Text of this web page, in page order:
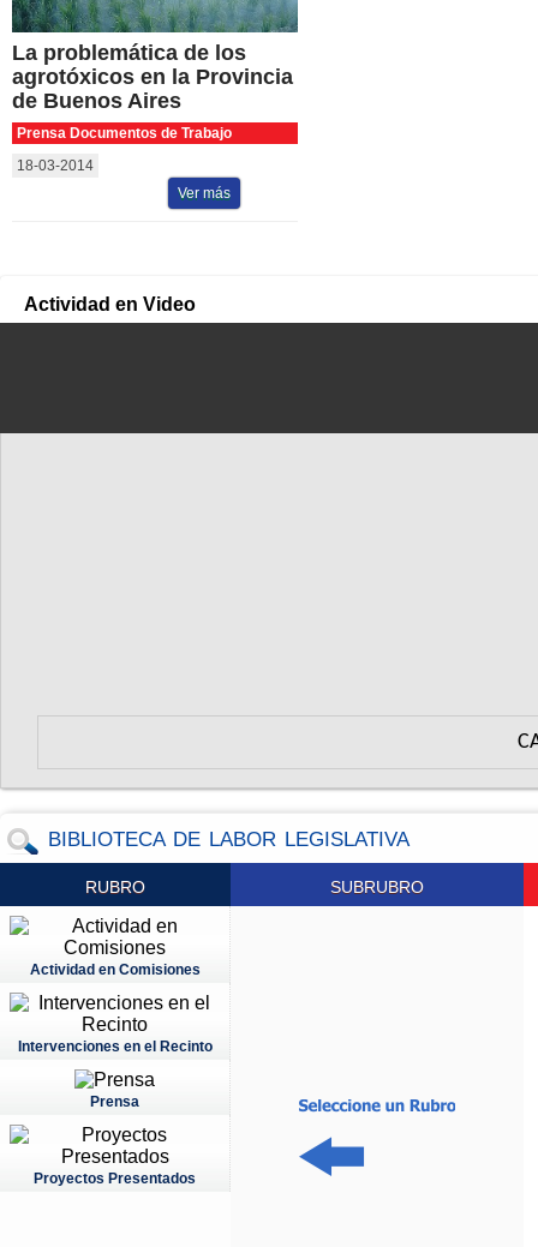
La problemática de los
agrotóxicos en la Provincia
de Buenos Aires
Prensa Documentos de Trabajo
18-03-2014
Ver más
Actividad en Video
BIBLIOTECA DE LABOR LEGISLATIVA
RUBRO
Actividad en Comisiones
Intervenciones en el Recinto
Prensa
Proyectos Presentados
SUBRUBRO